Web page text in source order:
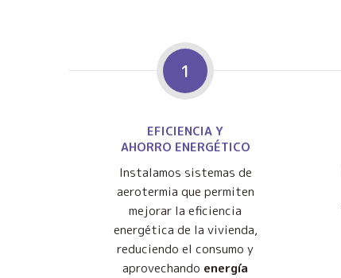
1
EFICIENCIA Y
AHORRO ENERGÉTICO
Instalamos sistemas de
aerotermia que permiten
mejorar la eficiencia
energética de la vivienda,
reduciendo el consumo y
aprovechando energía